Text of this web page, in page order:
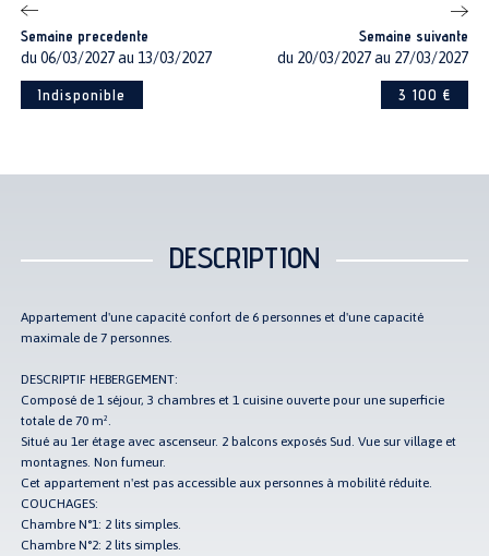
Semaine precedente
du 06/03/2027 au 13/03/2027
Indisponible
Semaine suivante
du 20/03/2027 au 27/03/2027
3 100 €
DESCRIPTION
Appartement d'une capacité confort de 6 personnes et d'une capacité
maximale de 7 personnes.
DESCRIPTIF HEBERGEMENT:
Composé de 1 séjour, 3 chambres et 1 cuisine ouverte pour une superficie
totale de 70 m².
Situé au 1er étage avec ascenseur. 2 balcons exposés Sud. Vue sur village et
montagnes. Non fumeur.
Cet appartement n'est pas accessible aux personnes à mobilité réduite.
COUCHAGES:
Chambre N°1: 2 lits simples.
Chambre N°2: 2 lits simples.